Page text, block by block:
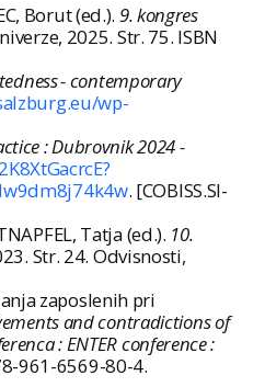
Borut (ed.). 9. kongres
2025. Str. 75. ISBN
- contemporary
wp-
: Dubrovnik 2024 -
. [COBISS.SI-
Tatja (ed.). 10.
Str. 24. Odvisnosti,
zaposlenih pri
and contradictions of
: ENTER conference :
961-6569-80-4.